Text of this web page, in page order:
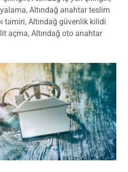
çilingiri, Altındağ iş yeri çilingiri,
Altındağ anahtar teslim
tamiri, Altındağ güvenlik kilidi